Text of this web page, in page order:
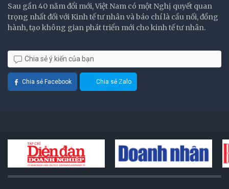
Sau gần 40 năm đổi mới, Việt Nam có một Nghị quyết quan
trọng nhất đối với Kinh tế tư nhân và báo chí là cầu nối, đồng
hành, tạo không gian phát triển mới cho kinh tế tư nhân.
Chia sẻ ý kiến của bạn
Chia sẻ Facebook Chia sẻ Zalo